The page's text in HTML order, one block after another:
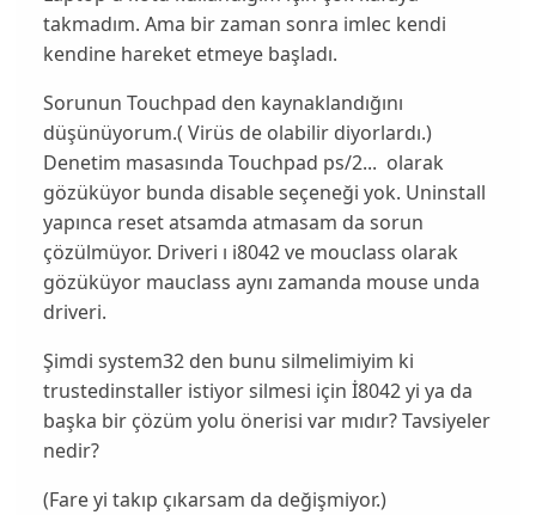
takmadım. Ama bir zaman sonra imlec kendi
kendine hareket etmeye başladı.
Sorunun Touchpad den kaynaklandığını
düşünüyorum.( Virüs de olabilir diyorlardı.)
Denetim masasında Touchpad ps/2... olarak
gözüküyor bunda disable seçeneği yok. Uninstall
yapınca reset atsamda atmasam da sorun
çözülmüyor. Driveri ı i8042 ve mouclass olarak
gözüküyor mauclass aynı zamanda mouse unda
driveri.
Şimdi system32 den bunu silmelimiyim ki
trustedinstaller istiyor silmesi için İ8042 yi ya da
başka bir çözüm yolu önerisi var mıdır? Tavsiyeler
nedir?
(Fare yi takıp çıkarsam da değişmiyor.)